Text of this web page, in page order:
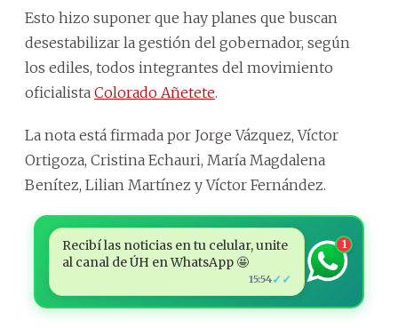
Esto hizo suponer que hay planes que buscan
desestabilizar la gestión del gobernador, según
los ediles, todos integrantes del movimiento
oficialista Colorado Añetete.
La nota está firmada por Jorge Vázquez, Víctor
Ortigoza, Cristina Echauri, María Magdalena
Benítez, Lilian Martínez y Víctor Fernández.
Recibí las noticias en tu celular, unite
al canal de ÚH en WhatsApp 🤩
15:54✓✓
1